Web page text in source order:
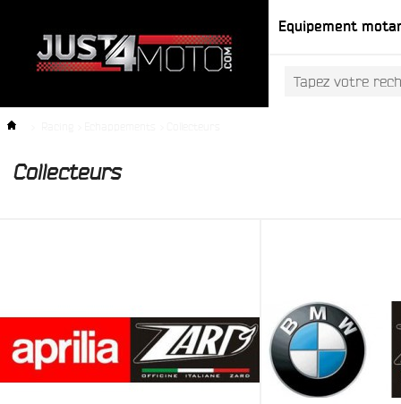
Equipement
Collecteurs